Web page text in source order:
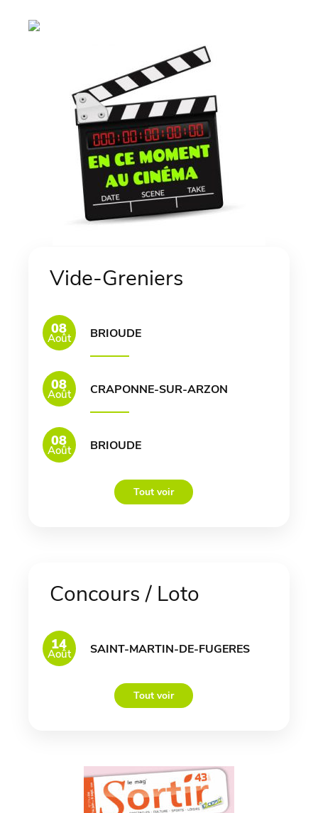
Vide-Greniers
08
Août BRIOUDE
08
Août CRAPONNE-SUR-ARZON
08
Août BRIOUDE
Tout voir
Concours / Loto
14
Août SAINT-MARTIN-DE-FUGERES
Tout voir